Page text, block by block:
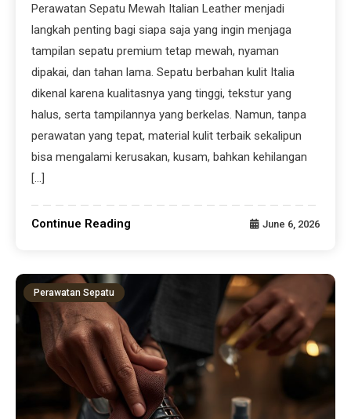
Perawatan Sepatu Mewah Italian Leather menjadi
langkah penting bagi siapa saja yang ingin menjaga
tampilan sepatu premium tetap mewah, nyaman
dipakai, dan tahan lama. Sepatu berbahan kulit Italia
dikenal karena kualitasnya yang tinggi, tekstur yang
halus, serta tampilannya yang berkelas. Namun, tanpa
perawatan yang tepat, material kulit terbaik sekalipun
bisa mengalami kerusakan, kusam, bahkan kehilangan
[…]
Continue Reading June 6, 2026
Perawatan Sepatu